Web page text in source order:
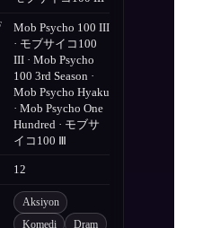
Mob Psycho 100 III
· モブサイコ100
III · Mob Psycho
100 3rd Season ·
Mob Psycho Hyaku
· Mob Psycho One
Hundred · モブサ
イコ100 Ⅲ
12
Aksiyon
Komedi Dram